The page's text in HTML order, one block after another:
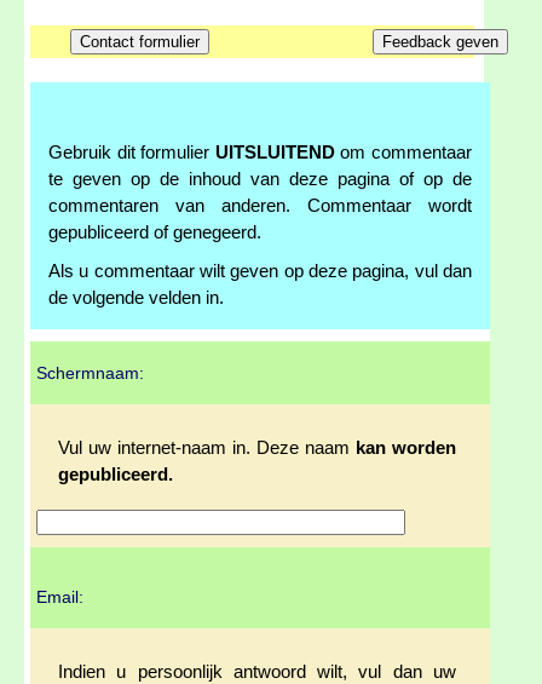
Gebruik dit formulier UITSLUITENDom commentaar
te geven op de inhoud van deze pagina of op de
commentaren van anderen. Commentaar wordt
gepubliceerd of genegeerd.
Als u commentaar wilt geven op deze pagina, vul dan
de volgende velden in.
Schermnaam:
Vul uw internet-naam in. Deze naam kan worden
gepubliceerd.
Email:
Indien u persoonlijk antwoord wilt, vul dan uw